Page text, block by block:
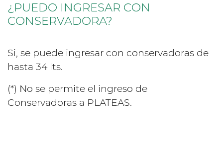
¿PUEDO INGRESAR CON
CONSERVADORA?
Si, se puede ingresar con conservadoras de
hasta 34 lts.
(*) No se permite el ingreso de
Conservadoras a PLATEAS.